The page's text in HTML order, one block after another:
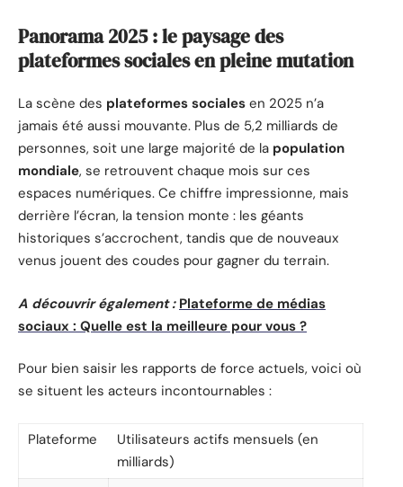
Panorama 2025 : le paysage des
plateformes sociales en pleine mutation
La scène des plateformes sociales en 2025 n’a
jamais été aussi mouvante. Plus de 5,2 milliards de
personnes, soit une large majorité de la population
mondiale, se retrouvent chaque mois sur ces
espaces numériques. Ce chiffre impressionne, mais
derrière l’écran, la tension monte : les géants
historiques s’accrochent, tandis que de nouveaux
venus jouent des coudes pour gagner du terrain.
A découvrir également : Plateforme de médias
sociaux : Quelle est la meilleure pour vous ?
Pour bien saisir les rapports de force actuels, voici où
se situent les acteurs incontournables :
Plateforme
Utilisateurs actifs mensuels (en
milliards)